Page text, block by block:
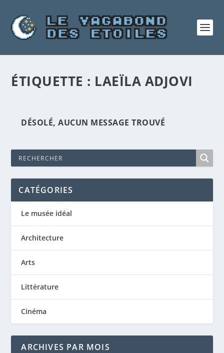
ÉTIQUETTE : LAEÏLA ADJOVI
DE SI LONGUES NUITS – LAEÏLA ADJOVI
DÉSOLÉ, AUCUN MESSAGE TROUVÉ
CATÉGORIES
Le musée idéal
Architecture
Arts
Littérature
Cinéma
ARCHIVES PAR MOIS